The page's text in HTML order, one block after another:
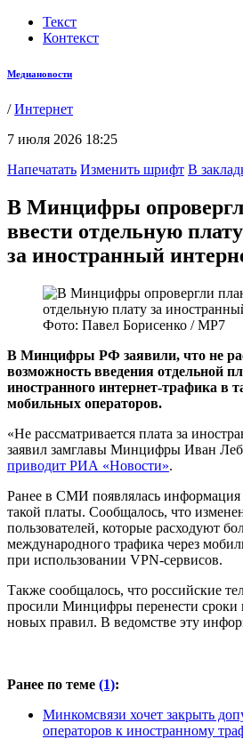
Текст
Контекст
Медиановости
/Интернет
7 июля 2026 18:25
Напечатать Изменить шрифт В
В Минцифры
ввести отдельную плату
за иностранный
Фото: Павел Борисенко / МР7
В Минцифры РФ заявили, что не
возможность введения отдельной
иностранного интернет-трафика в
мобильных операторов.
«Не рассматривается плата за
заявил замглавы Минцифры Иван
приводит РИА «Новости».
Ранее в СМИ появлялась
такой платы. Сообщалось, что
пользователей, которые расходуют
международного трафика через
при использовании VPN-сервисов.
Также сообщалось, что российские
просили Минцифры перенести сроки
новых правил. В ведомстве эту
Ранее по теме (1):
Минкомсвязи хочет закрыть
операторов к иностранному